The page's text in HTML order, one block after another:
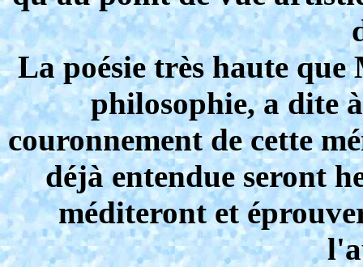
La poésie très haute
philosophie, a dite
couronnement de cette
déjà entendue seront
méditeront et